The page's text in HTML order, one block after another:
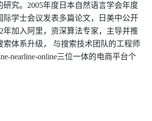
究。 2005年度日本自然语言学会年度
际学士会议发表多篇论文，日美中公开
年加入阿里，资深算法专家，主导并推
体系升级，
与搜索技术团队的工程师
nearline-online三位一体的电商平台个